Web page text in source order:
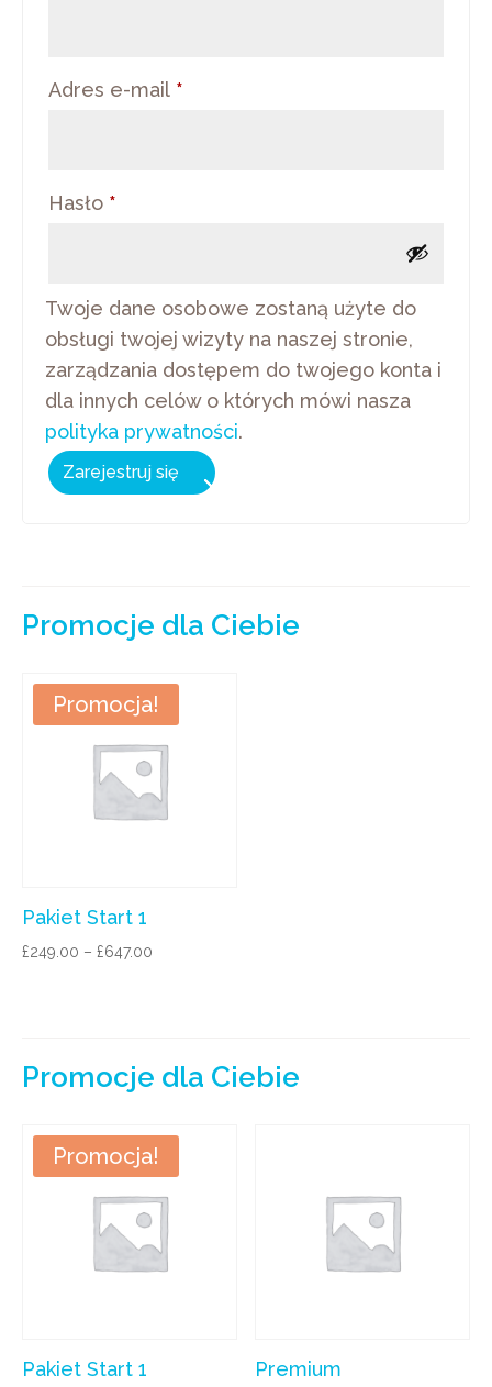
Adres e-mail *
Hasło *
Twoje dane osobowe zostaną użyte do
obsługi twojej wizyty na naszej stronie,
zarządzania dostępem do twojego konta i
dla innych celów o których mówi nasza
polityka prywatności.
Zarejestruj się
Promocje dla Ciebie
Promocja!
Pakiet Start 1
£249.00 – £647.00
Promocje dla Ciebie
Promocja!
Pakiet Start 1 Premium